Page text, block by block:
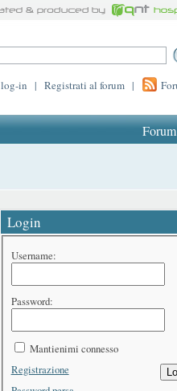
log-in | Registrati al forum |
Forum
Login
Username:
Password:
Mantienimi connesso
Registrazione